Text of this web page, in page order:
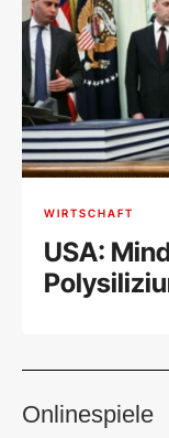
WIRTSCHAFT
USA:
Onlinespiele